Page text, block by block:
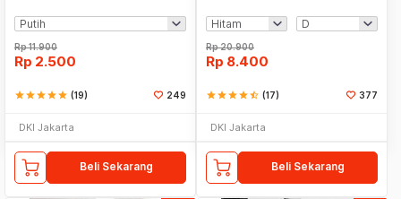
Rp11.900
Rp 2.500
starstarstarstarstar (19) 249
DKI Jakarta
Beli Sekarang
Rp20.900
Rp 8.400
starstarstarstarstar_half (17) 377
DKI Jakarta
Beli Sekarang